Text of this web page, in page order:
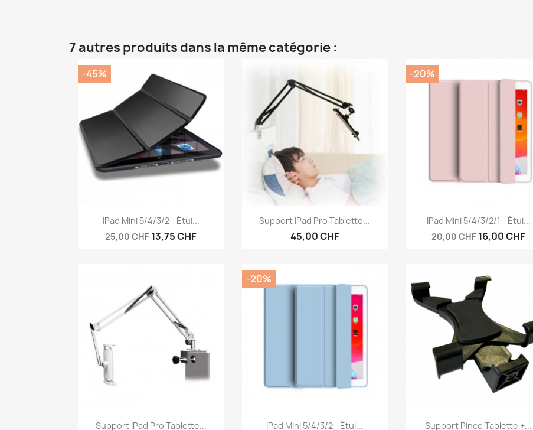
7 autres produits dans la même catégorie :
Aperçu rapide
IPad Mini 5/4/3/2 - Étui...
25,00 CHF13,75 CHF
-45%
Aperçu rapide
Support IPad Pro Tablette...
45,00 CHF
Aperçu rapide
IPad Mini 5/4/3/2/1 - Étui...
20,00 CHF16,00 CHF
-20%
Aperçu rapide
Support IPad Pro Tablette... Aperçu rapide
IPad Mini 5/4/3/2 - Étui...
-20%
Aperçu rapide
Support Pince Tablette +...